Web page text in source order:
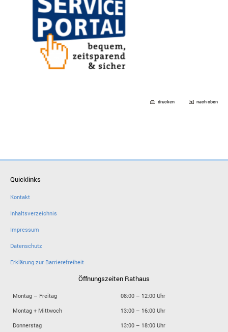
drucken nach oben
Quicklinks
Kontakt
Inhaltsverzeichnis
Impressum
Datenschutz
Erklärung zur Barrierefreiheit
Öffnungszeiten Rathaus
Montag – Freitag
08:00 – 12:00 Uhr
Montag + Mittwoch
13:00 – 16:00 Uhr
Donnerstag
13:00 – 18:00 Uhr